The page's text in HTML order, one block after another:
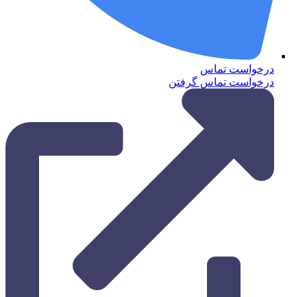
درخواست تماس
درخواست تماس گرفتن